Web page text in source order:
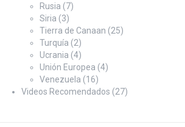
Rusia (7)
Siria (3)
Tierra de Canaan (25)
Turquía (2)
Ucrania (4)
Unión Europea (4)
Venezuela (16)
Videos Recomendados (27)